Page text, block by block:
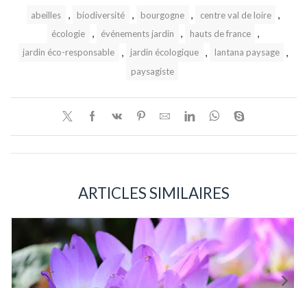
abeilles , biodiversité , bourgogne , centre val de loire ,
écologie , événements jardin , hauts de france ,
jardin éco-responsable jardin écologique lantana paysage
paysagiste
ARTICLES SIMILAIRES